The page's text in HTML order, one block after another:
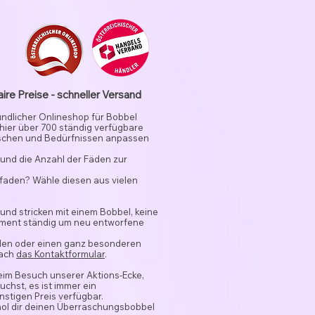
Preise - schneller Versand
Onlineshop für Bobbel
über 700 ständig verfügbare
und Bedürfnissen anpassen
die Anzahl der Fäden zur
Wähle diesen aus vielen
stricken mit einem Bobbel, keine
ständig um neu entworfene
oder einen ganz besonderen
das Kontaktformular.
Besuch unserer Aktions-Ecke,
es ist immer ein
Preis verfügbar.
dir deinen Überraschungsbobbel